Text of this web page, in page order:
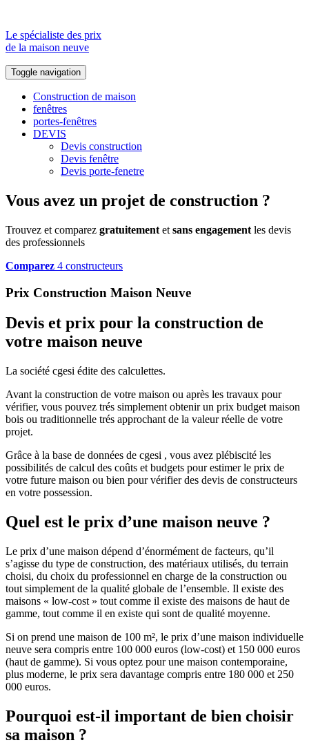
Le spécialiste des prix
de la maison neuve
Toggle navigation
Construction de maison
fenêtres
portes-fenêtres
DEVIS
Devis construction
Devis fenêtre
Devis porte-fenetre
Vous avez un projet de construction ?
Trouvez et comparez gratuitement et sans engagement les devis
des professionnels
Comparez 4 constructeurs
Prix Construction Maison Neuve
Devis et prix pour la construction de
votre maison neuve
La société cgesi édite des calculettes.
Avant la construction de votre maison ou après les travaux pour
vérifier, vous pouvez trés simplement obtenir un prix budget maison
bois ou traditionnelle trés approchant de la valeur réelle de votre
projet.
Grâce à la base de données de cgesi , vous avez plébiscité les
possibilités de calcul des coûts et budgets pour estimer le prix de
votre future maison ou bien pour vérifier des devis de constructeurs
en votre possession.
Quel est le prix d’une maison neuve ?
Le prix d’une maison dépend d’énormément de facteurs, qu’il
s’agisse du type de construction, des matériaux utilisés, du terrain
choisi, du choix du professionnel en charge de la construction ou
tout simplement de la qualité globale de l’ensemble. Il existe des
maisons « low-cost » tout comme il existe des maisons de haut de
gamme, tout comme il en existe qui sont de qualité moyenne.
Si on prend une maison de 100 m², le prix d’une maison individuelle
neuve sera compris entre 100 000 euros (low-cost) et 150 000 euros
(haut de gamme). Si vous optez pour une maison contemporaine,
plus moderne, le prix sera davantage compris entre 180 000 et 250
000 euros.
Pourquoi est-il important de bien choisir
sa maison ?